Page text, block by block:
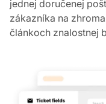
Riadenie lístkov je
ktorý spracováva
chat, sociálne médiá
článkoch